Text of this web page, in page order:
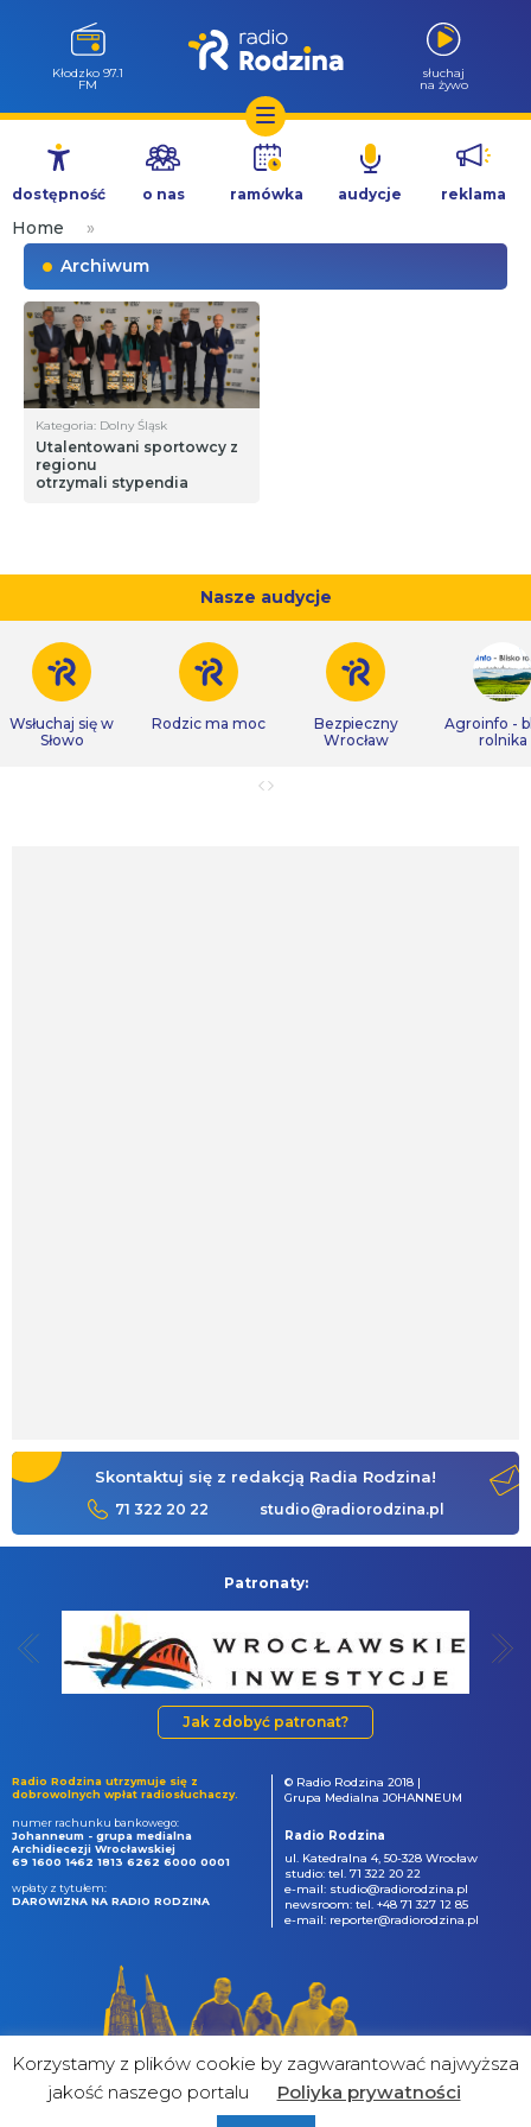
Przejdź
treści
Kłodzko 97.1
FM
słuchaj
na żywo
dostępność o nas ramówka audycje reklama
Home
»
Archiwum
Kategoria: Dolny Śląsk
Utalentowani sportowcy z
regionu
otrzymali stypendia
Nasze audycje
Wsłuchaj się w
Słowo
Rodzic ma moc
Bezpieczny
Wrocław
Agroinfo -
rolnika
Skontaktuj się z redakcją Radia Rodzina!
71 322 20 22 studio@radiorodzina.pl
Patronaty:
Jak zdobyć patronat?
Radio Rodzina utrzymuje się z
dobrowolnych wpłat radiosłuchaczy.
numer rachunku bankowego:
Johanneum - grupa medialna
Archidiecezji Wrocławskiej
69 1600 1462 1813 6262 6000 0001
wpłaty z tytułem:
DAROWIZNA NA RADIO RODZINA
© Radio Rodzina 2018 |
Grupa Medialna JOHANNEUM
Radio Rodzina
ul. Katedralna 4, 50-328 Wrocław
studio: tel. 71 322 20 22
e-mail: studio@radiorodzina.pl
newsroom: tel. +48 71 327 12 85
e-mail: reporter@radiorodzina.pl
Korzystamy z plików cookie by zagwarantować najwyższa
jakość naszego portalu
Poliyka prywatności